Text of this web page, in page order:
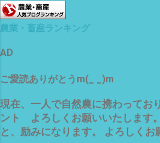
農業・畜産ランキング
AD
ご愛読ありがとうm(_ _)m
現在、一人で自然農に携わってお
ント よろしくお願いいたします
と、励みになります。 よろしく